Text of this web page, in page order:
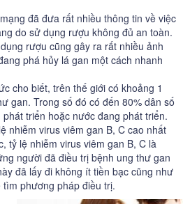
đã đưa rất nhiều thông tin về việc
do sử dụng rượu không đủ an toàn.
rượu cũng gây ra rất nhiều ảnh
phá hủy lá gan một cách nhanh
cho biết, trên thế giới có khoảng 1
gan. Trong số đó có đến 80% dân số
triển hoặc nước đang phát triển.
nhiễm virus viêm gan B, C cao nhất
tỷ lệ nhiễm virus viêm gan B, C là
người đã điều trị bệnh ung thư gan
đã lấy đi không ít tiền bạc cũng như
phương pháp điều trị.